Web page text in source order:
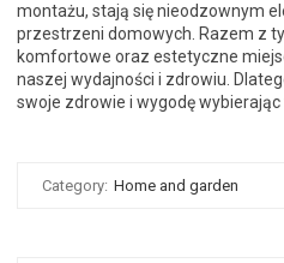
montażu, stają się nieodzownym
przestrzeni domowych. Razem z
komfortowe oraz estetyczne
naszej wydajności i zdrowiu.
swoje zdrowie i wygodę
Category: Home and garden